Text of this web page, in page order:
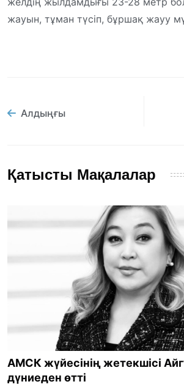
жауын, тұман түсіп, бұршақ жауу
Алдыңғы
Қатысты Мақалалар
АМСК жүйесінің жетекшісі
дүниеден өтті